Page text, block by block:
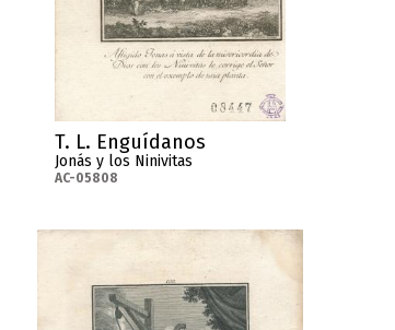
T. L. Enguídanos
Jonás y los Ninivitas
AC-05808